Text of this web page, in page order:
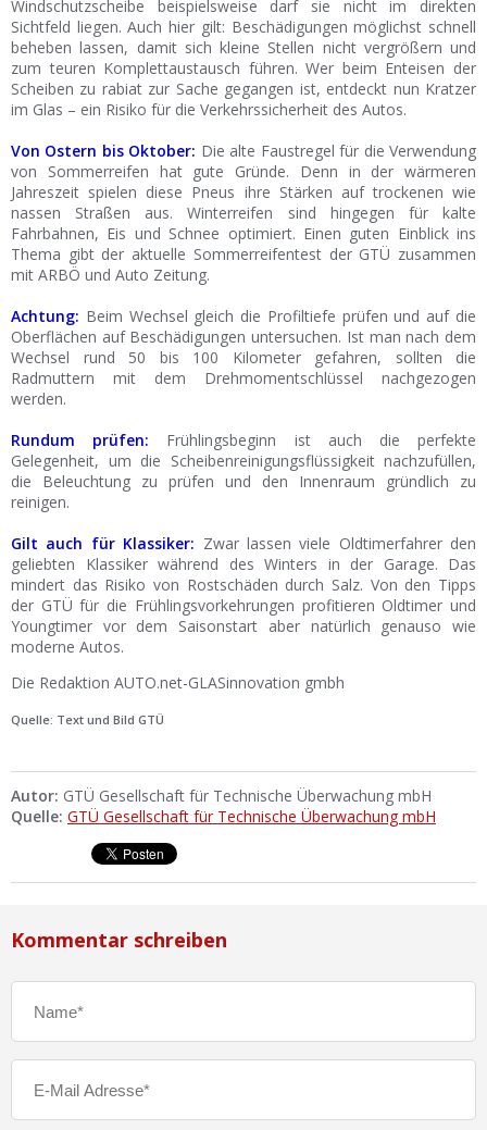
Windschutzscheibe beispielsweise darf sie nicht im direkten
Sichtfeld liegen. Auch hier gilt: Beschädigungen möglichst schnell
beheben lassen, damit sich kleine Stellen nicht vergrößern und
zum teuren Komplettaustausch führen. Wer beim Enteisen der
Scheiben zu rabiat zur Sache gegangen ist, entdeckt nun Kratzer
im Glas – ein Risiko für die Verkehrssicherheit des Autos.
Von Ostern bis Oktober: Die alte Faustregel für die Verwendung
von Sommerreifen hat gute Gründe. Denn in der wärmeren
Jahreszeit spielen diese Pneus ihre Stärken auf trockenen wie
nassen Straßen aus. Winterreifen sind hingegen für kalte
Fahrbahnen, Eis und Schnee optimiert. Einen guten Einblick ins
Thema gibt der aktuelle Sommerreifentest der GTÜ zusammen
mit ARBÖ und Auto Zeitung.
Achtung: Beim Wechsel gleich die Profiltiefe prüfen und auf die
Oberflächen auf Beschädigungen untersuchen. Ist man nach dem
Wechsel rund 50 bis 100 Kilometer gefahren, sollten die
Radmuttern mit dem Drehmomentschlüssel nachgezogen
werden.
Rundum prüfen:
Frühlingsbeginn ist auch die perfekte
Gelegenheit, um die Scheibenreinigungsflüssigkeit nachzufüllen,
die Beleuchtung zu prüfen und den Innenraum gründlich zu
reinigen.
Gilt auch für Klassiker: Zwar lassen viele Oldtimerfahrer den
geliebten Klassiker während des Winters in der Garage. Das
mindert das Risiko von Rostschäden durch Salz. Von den Tipps
der GTÜ für die Frühlingsvorkehrungen profitieren Oldtimer und
Youngtimer vor dem Saisonstart aber natürlich genauso wie
moderne Autos.
Die Redaktion AUTO.net-GLASinnovation gmbh
Quelle: Text und Bild GTÜ
Autor: GTÜ Gesellschaft für Technische Überwachung mbH
Quelle: GTÜ Gesellschaft für Technische Überwachung mbH
Kommentar schreiben